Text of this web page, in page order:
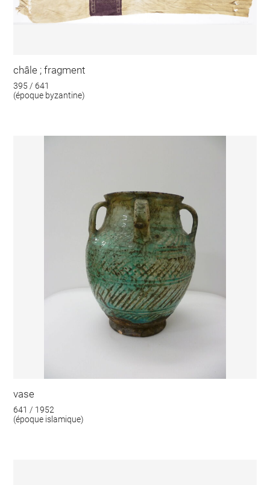
châle ; fragment
395 / 641
(époque byzantine)
vase
641 / 1952
(époque islamique)